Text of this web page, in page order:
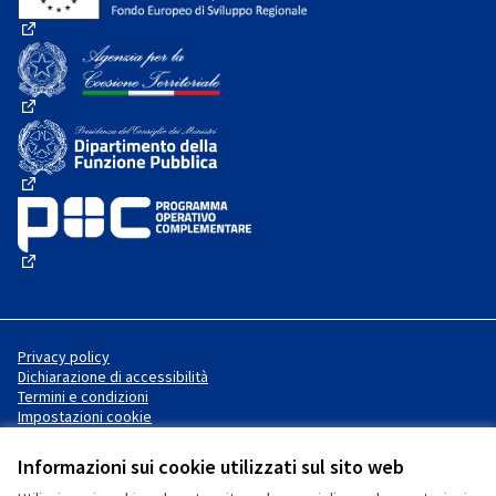
Informazioni sui cookie utilizzati sul sito web
(Collegamento esterno)
(Collegamento esterno)
(Collegamento esterno)
Privacy policy
Dichiarazione di accessibilità
Termini e condizioni
Impostazioni cookie